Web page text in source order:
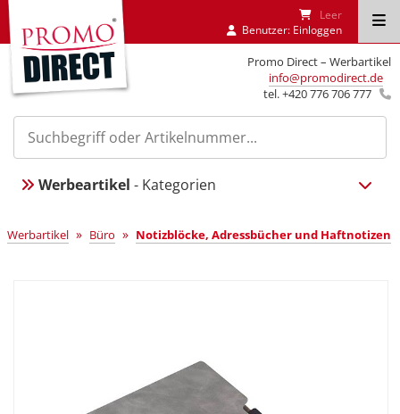
Promo Direct – Werbartikel
info@promodirect.de
tel. +420 776 706 777
Leer
Benutzer: Einloggen
Werbeartikel - Kategorien
Werbartikel » Büro » Notizblöcke, Adressbücher und Haftnotizen